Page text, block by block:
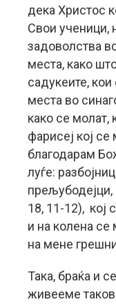
дека Христос
Свои ученици,
задоволства
места, како
садукеите,
места во
како се молат,
фарисеј кој
благодарам
луѓе:
прељубодејци,
18, 11-12), кој
и на колена
на мене
Така, браќа и
живееме